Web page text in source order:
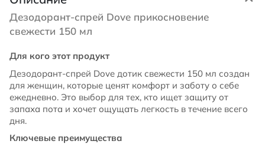
Дезодорант-спрей Dove прикосновение
свежести 150 мл
Для кого этот продукт
Дезодорант-спрей Dove дотик свежести 150 мл создан
для женщин, которые ценят комфорт и заботу о себе
ежедневно. Это выбор для тех, кто ищет защиту от
запаха пота и хочет ощущать легкость в течение всего
дня.
Ключевые преимущества